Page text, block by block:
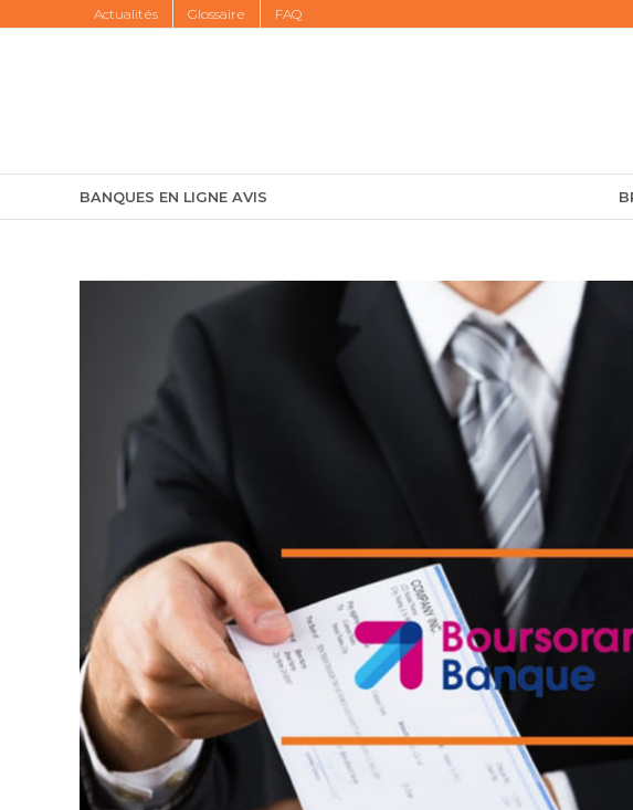
Actualités Glossaire FAQ
BANQUES EN LIGNE AVIS